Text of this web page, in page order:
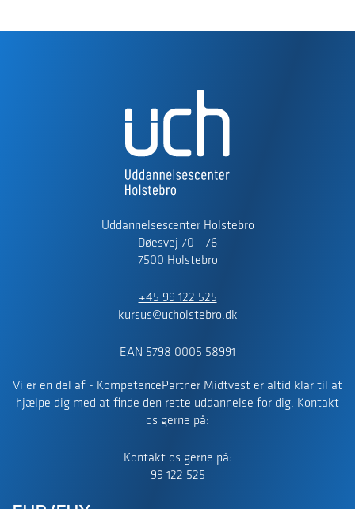
Uddannelsescenter Holstebro
Døesvej 70 - 76
7500 Holstebro
+45 99 122 525
kursus@ucholstebro.dk
EAN 5798 0005 58991
Vi er en del af - KompetencePartner Midtvest er altid klar til at
hjælpe dig med at finde den rette uddannelse for dig. Kontakt
os gerne på:
Kontakt os gerne på:
99 122 525